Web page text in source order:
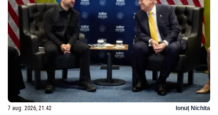
7 aug. 2026, 21:42 Ionuț Nichita